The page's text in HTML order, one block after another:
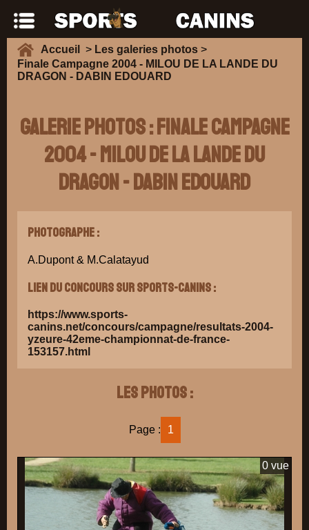
Accueil > Les galeries photos >
Finale Campagne 2004 - MILOU DE LA LANDE DU
DRAGON - DABIN EDOUARD
Galerie Photos : Finale Campagne
2004 - MILOU DE LA LANDE DU
DRAGON - DABIN EDOUARD
Photographe :
A.Dupont & M.Calatayud
Lien du concours sur Sports-Canins :
https://www.sports-
canins.net/concours/campagne/resultats-2004-
yzeure-42eme-championnat-de-france-
153157.html
Les photos :
Page : 1
0 vue